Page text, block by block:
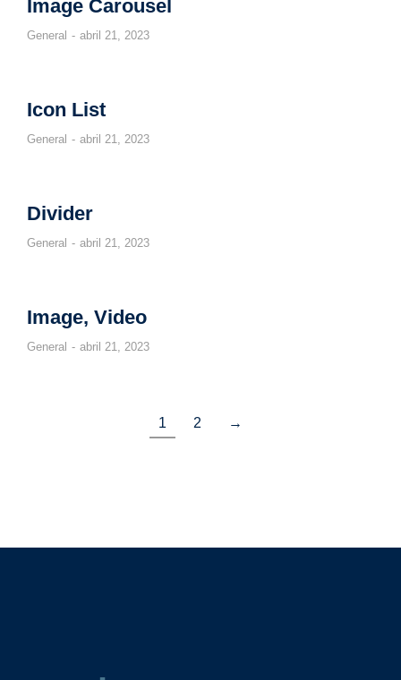
Image Carousel
General abril 21, 2023
Icon List
General abril 21, 2023
Divider
General abril 21, 2023
Image, Video
General abril 21, 2023
1 2 →